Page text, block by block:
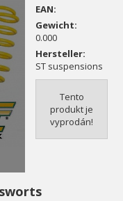
EAN:
Gewicht:
0.000
Hersteller:
ST suspensions
Tento
produkt je
vyprodán!